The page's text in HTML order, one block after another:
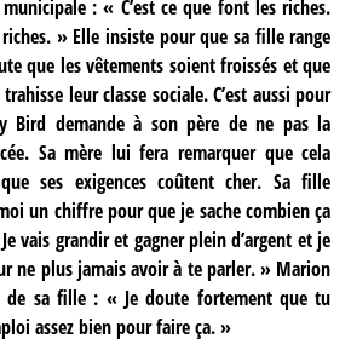
: « C’est ce que font les riches.
» Elle insiste pour que sa fille range
que les vêtements soient froissés et que
leur classe sociale. C’est aussi pour
Bird demande à son père de ne pas la
Sa mère lui fera remarquer que cela
ses exigences coûtent cher. Sa fille
un chiffre pour que je sache combien ça
vais grandir et gagner plein d’argent et je
ne plus jamais avoir à te parler. » Marion
de sa fille : « Je doute fortement que tu
assez bien pour faire ça. »